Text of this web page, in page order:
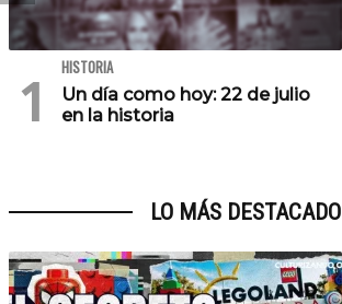
HISTORIA
Un día como hoy: 22 de julio
en la historia
LO MÁS DESTACADO